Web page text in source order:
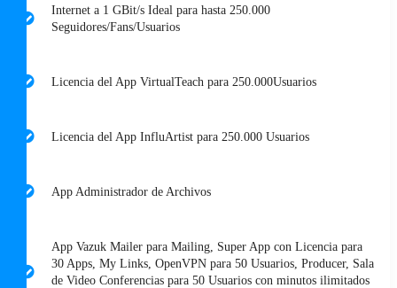
Internet a 1 GBit/s Ideal para hasta 250.000
Seguidores/Fans/Usuarios
Licencia del App VirtualTeach para 250.000Usuarios
Licencia del App InfluArtist para 250.000 Usuarios
App Administrador de Archivos
App Vazuk Mailer para Mailing, Super App con Licencia para
30 Apps, My Links, OpenVPN para 50 Usuarios, Producer, Sala
de Video Conferencias para 50 Usuarios con minutos ilimitados